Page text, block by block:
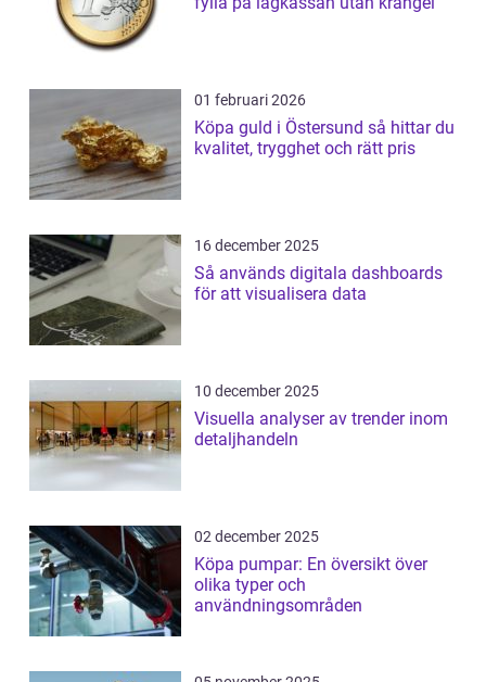
01 februari 2026
Köpa guld i Östersund så hittar du
kvalitet, trygghet och rätt pris
16 december 2025
Så används digitala dashboards
för att visualisera data
10 december 2025
Visuella analyser av trender inom
detaljhandeln
02 december 2025
Köpa pumpar: En översikt över
olika typer och
användningsområden